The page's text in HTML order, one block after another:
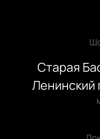
Старая
Ленинский